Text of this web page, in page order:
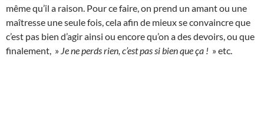
même qu’il a raison. Pour ce faire, on prend un amant ou une
maîtresse une seule fois, cela afin de mieux se convaincre que
c’est pas bien d’agir ainsi ou encore qu’on a des devoirs, ou que
finalement, » Je ne perds rien, c’est pas si bien que ça ! » etc.